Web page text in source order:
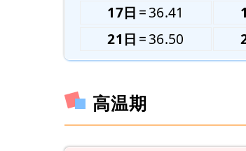
17日
36.41
21日
36.50
高温期